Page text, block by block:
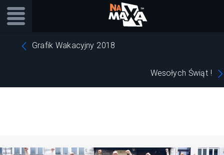
Grafik Wakacyjny 2018
Wesołych Świąt !